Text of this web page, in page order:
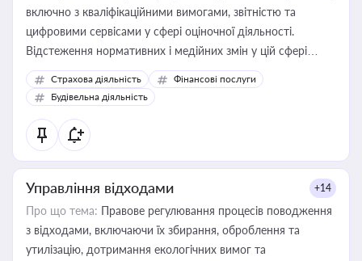
включно з кваліфікаційними вимогами, звітністю та
цифровими сервісами у сфері оціночної діяльності.
Відстеження нормативних і медійних змін у цій сфері
корисне для власника бізнесу, керівника, юриста або
бухгалтера під час оподаткування, приватизації, оренди
державного майна, корпоративних угод і перевірки
статусу суб'єктів оціночної діяльності
Страхова діяльність
Фінансові послуги
Будівельна діяльність
Управління відходами +14
Про що тема: Правове регулювання процесів поводження
з відходами, включаючи їх збирання, оброблення та
утилізацію, дотримання екологічних вимог та